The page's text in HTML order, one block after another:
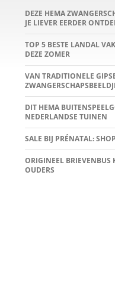
DEZE HEMA
JE LIEVER EERDER
TOP 5 BESTE LANDAL
DEZE ZOMER
VAN TRADITIONELE
DIT HEMA
NEDERLANDSE TUINEN
SALE BIJ PRÉNATAL:
ORIGINEEL BRIEVENBUS
OUDERS